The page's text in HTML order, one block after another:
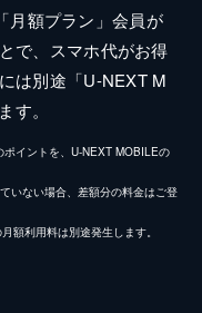
月額プラン」会員が
で、スマホ代がお得
は別途「U-NEXT M
す。
イントを、U-NEXT MOBILEの
いない場合、差額分の料金はご登
額利用料は別途発生します。